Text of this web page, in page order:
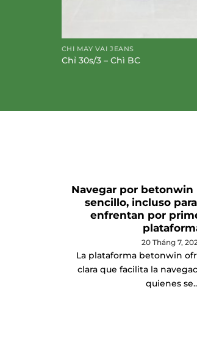
CHỈ MAY VẢI JEANS
Chỉ 30s/3 – Chì BC
Navegar por
sencillo, incluso
enfrentan por
20 Tháng 7,
La plataforma betonwin
clara que facilita la
quienes